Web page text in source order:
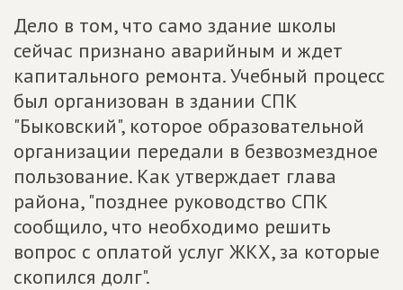
Дело в том, что само здание школы
сейчас признано аварийным и ждет
капитального ремонта. Учебный процесс
был организован в здании СПК
"Быковский", которое образовательной
организации передали в безвозмездное
пользование. Как утверждает глава
района, "позднее руководство СПК
сообщило, что необходимо решить
вопрос с оплатой услуг ЖКХ, за которые
скопился долг".